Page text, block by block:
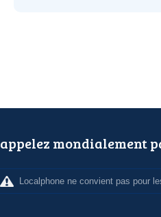
appelez mondialement
Localphone ne convient pas pour